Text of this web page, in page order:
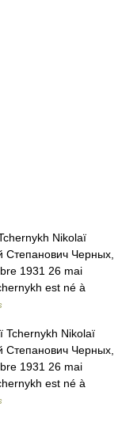
Nikolaï
Степанович Черных,
1931 26 mai
est né à
Nikolaï
Степанович Черных,
1931 26 mai
est né à